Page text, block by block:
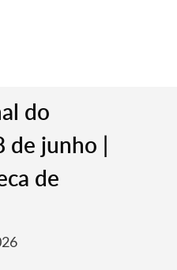
do
de junho |
de